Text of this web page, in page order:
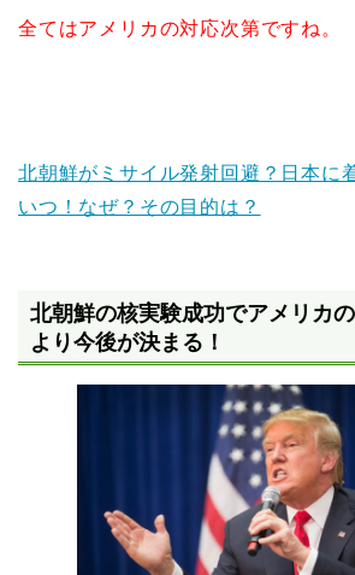
全てはアメリカの対応次第ですね。
北朝鮮がミサイル発射回避？日本に
いつ！なぜ？その目的は？
北朝鮮の核実験成功でアメリカ
より今後が決まる！